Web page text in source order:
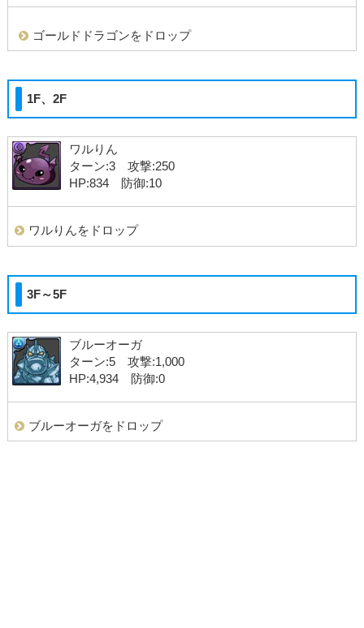
ゴールドドラゴンをドロップ
1F、2F
ワルりん
ターン:3 攻撃:250
HP:834 防御:10
ワルりんをドロップ
3F～5F
ブルーオーガ
ターン:5 攻撃:1,000
HP:4,934 防御:0
ブルーオーガをドロップ